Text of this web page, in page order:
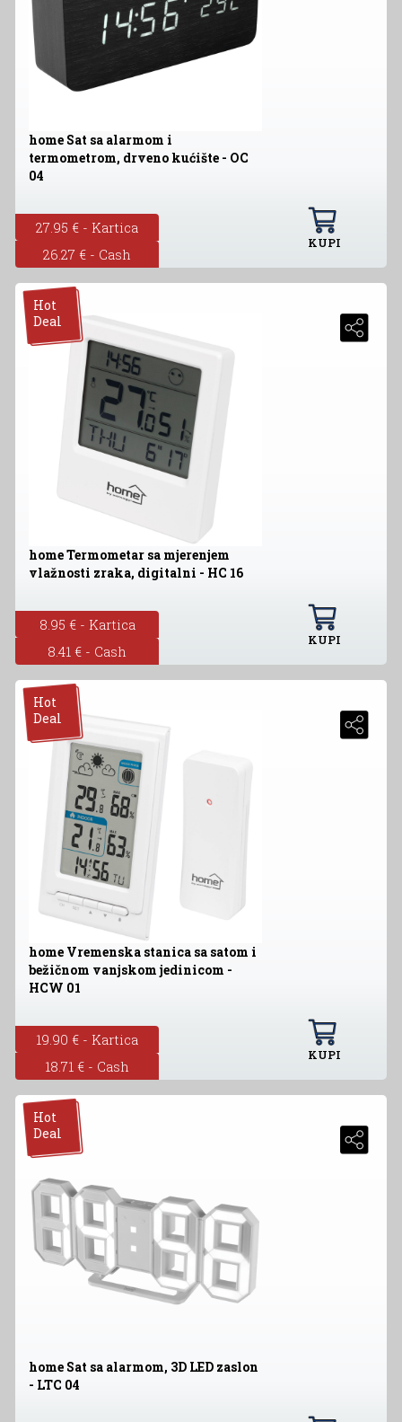
home Sat sa alarmom i
termometrom, drveno kućište - OC
04
27.95 € - Kartica
26.27 € - Cash
KUPI
Hot
Deal
home Termometar sa mjerenjem
vlažnosti zraka, digitalni - HC 16
8.95 € - Kartica
8.41 € - Cash
KUPI
Hot
Deal
home Vremenska stanica sa satom i
bežičnom vanjskom jedinicom -
HCW 01
19.90 € - Kartica
18.71 € - Cash
KUPI
Hot
Deal
home Sat sa alarmom, 3D LED zaslon
- LTC 04